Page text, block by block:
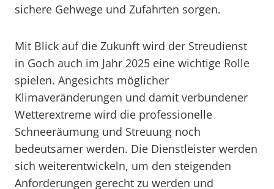
sichere Gehwege und Zufahrten sorgen.
Mit Blick auf die Zukunft wird der Streudienst
in Goch auch im Jahr 2025 eine wichtige Rolle
spielen. Angesichts möglicher
Klimaveränderungen und damit verbundener
Wetterextreme wird die professionelle
Schneeräumung und Streuung noch
bedeutsamer werden. Die Dienstleister werden
sich weiterentwickeln, um den steigenden
Anforderungen gerecht zu werden und